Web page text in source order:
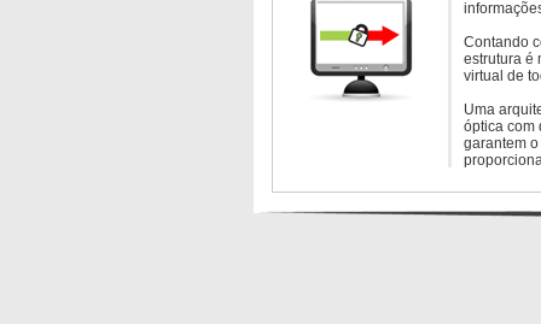
Contando
estrutura é
virtual de
Uma
óptica com
garantem